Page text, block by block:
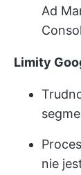
Ad
Limity
nie